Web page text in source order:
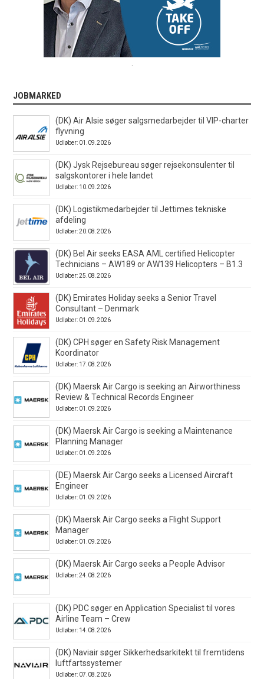
.
JOBMARKED
(DK) Air Alsie søger salgsmedarbejder til VIP-charter
flyvning
Udløber: 01.09.2026
(DK) Jysk Rejsebureau søger rejsekonsulenter til
salgskontorer i hele landet
Udløber: 10.09.2026
(DK) Logistikmedarbejder til Jettimes tekniske
afdeling
Udløber: 20.08.2026
(DK) Bel Air seeks EASA AML certified Helicopter
Technicians – AW189 or AW139 Helicopters – B1.3
Udløber: 25.08.2026
(DK) Emirates Holiday seeks a Senior Travel
Consultant – Denmark
Udløber: 01.09.2026
(DK) CPH søger en Safety Risk Management
Koordinator
Udløber: 17.08.2026
(DK) Maersk Air Cargo is seeking an Airworthiness
Review & Technical Records Engineer
Udløber: 01.09.2026
(DK) Maersk Air Cargo is seeking a Maintenance
Planning Manager
Udløber: 01.09.2026
(DE) Maersk Air Cargo seeks a Licensed Aircraft
Engineer
Udløber: 01.09.2026
(DK) Maersk Air Cargo seeks a Flight Support
Manager
Udløber: 01.09.2026
(DK) Maersk Air Cargo seeks a People Advisor
Udløber: 24.08.2026
(DK) PDC søger en Application Specialist til vores
Airline Team – Crew
Udløber: 14.08.2026
(DK) Naviair søger Sikkerhedsarkitekt til fremtidens
luftfartssystemer
Udløber: 07.08.2026